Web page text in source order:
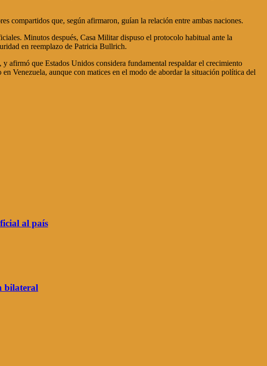
compartidos que, según afirmaron, guían la relación entre ambas naciones.
Minutos después, Casa Militar dispuso el protocolo habitual ante la
en reemplazo de Patricia Bullrich.
que Estados Unidos considera fundamental respaldar el crecimiento
Venezuela, aunque con matices en el modo de abordar la situación política del
al país
bilateral